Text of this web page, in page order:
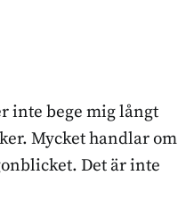
inte bege mig långt
Mycket handlar om
Det är inte